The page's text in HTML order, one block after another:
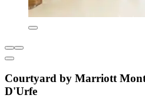
Courtyard by Marriott
D'Urfe